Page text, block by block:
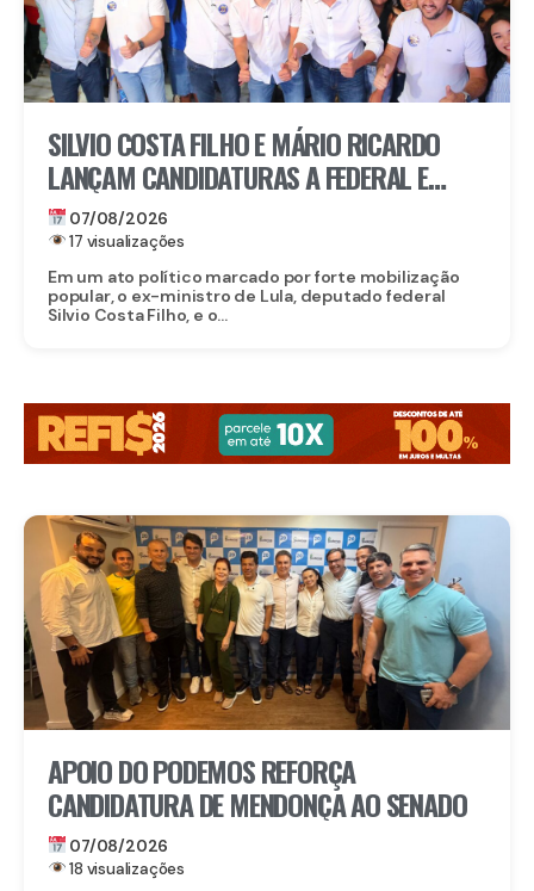
SILVIO COSTA FILHO E MÁRIO RICARDO
LANÇAM CANDIDATURAS A FEDERAL E
ESTADUAL EM IGARASSU COM APOIO DE
MIGUEL RICARDO
07/08/2026
17 visualizações
Em um ato político marcado por forte mobilização
popular, o ex-ministro de Lula, deputado federal
Silvio Costa Filho, e o...
APOIO DO PODEMOS REFORÇA
CANDIDATURA DE MENDONÇA AO SENADO
07/08/2026
18 visualizações